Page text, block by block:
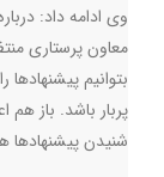
وی ادامه داد:‌
معاون پرستاری
بتوانیم
پربار باشد. باز
شنیدن پیشنهادها